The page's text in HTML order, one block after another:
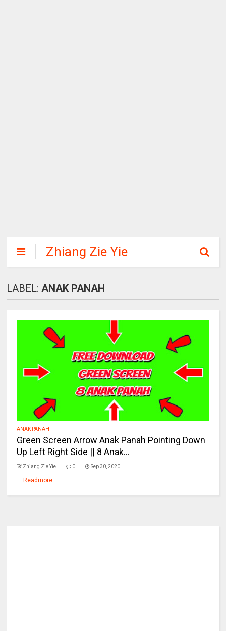
Zhiang Zie Yie
LABEL:ANAK PANAH
ANAK PANAH
Green Screen Arrow Anak Panah Pointing Down
Up Left Right Side || 8 Anak...
Zhiang Zie Yie 0 Sep 30, 2020
... Readmore